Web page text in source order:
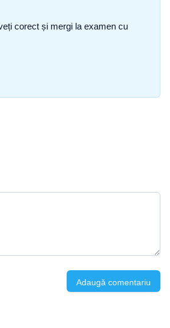
corect și mergi la examen cu
Adaugă comentariu